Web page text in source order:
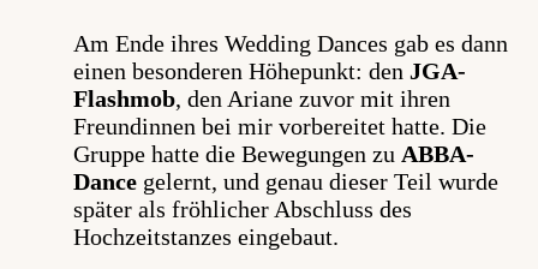
Am Ende ihres Wedding Dances gab es dann
einen besonderen Höhepunkt: den JGA-
Flashmob, den Ariane zuvor mit ihren
Freundinnen bei mir vorbereitet hatte. Die
Gruppe hatte die Bewegungen zu ABBA-
Dance gelernt, und genau dieser Teil wurde
später als fröhlicher Abschluss des
Hochzeitstanzes eingebaut.